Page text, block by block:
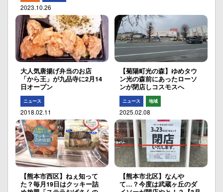
2023.10.26
大人気唐揚げ弁当のお店
「から王」が九品寺に2月14
日オープン
ニュース
2018.02.11
【菊陽町光の森】ゆめタウ
ン光の森前にあったローソ
ンが閉店しコスモスへ
ニュース 地域
2025.02.08
【熊本市西区】ねぇ知って
た？毎月19日はクッキー詰
【熊本市北区】なんや
て…？今度は武蔵ヶ丘のダ